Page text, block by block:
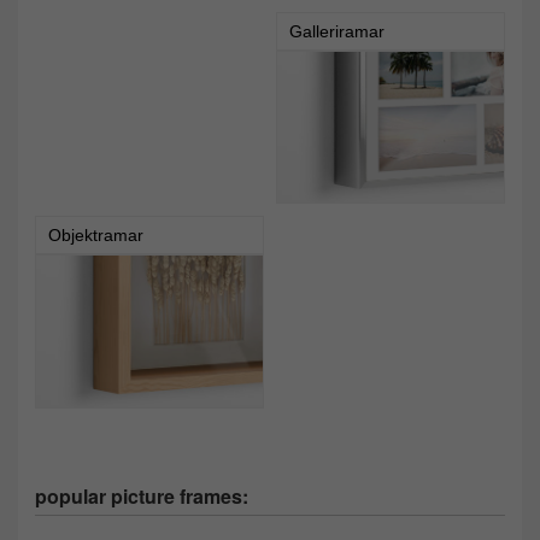
Galleriramar
Objektramar
popular picture frames: